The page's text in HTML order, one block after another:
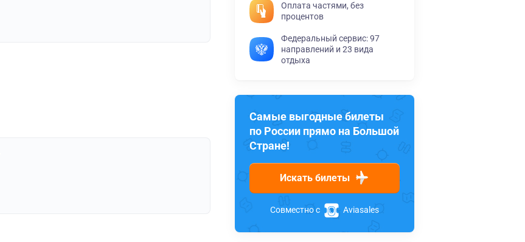
Оплата частями, без
процентов
Федеральный сервис: 97
направлений и 23 вида
отдыха
Самые выгодные билеты
по России прямо на Большой
Стране!
Искать билеты
Совместно с Aviasales